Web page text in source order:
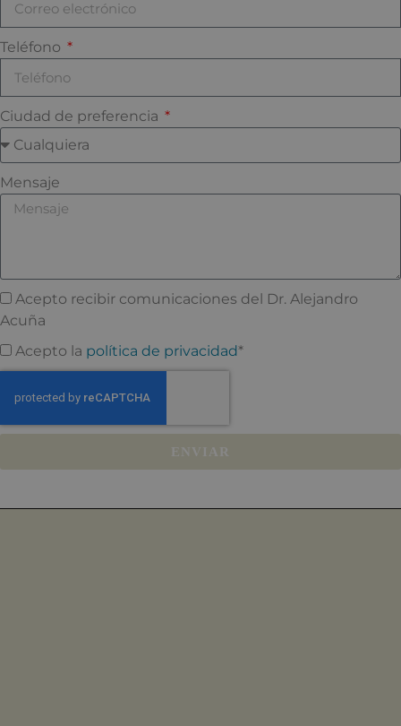
Teléfono
Ciudad de preferencia
Mensaje
Acepto recibir comunicaciones del Dr. Alejandro
Acuña
Acepto la política de privacidad*
ENVIAR